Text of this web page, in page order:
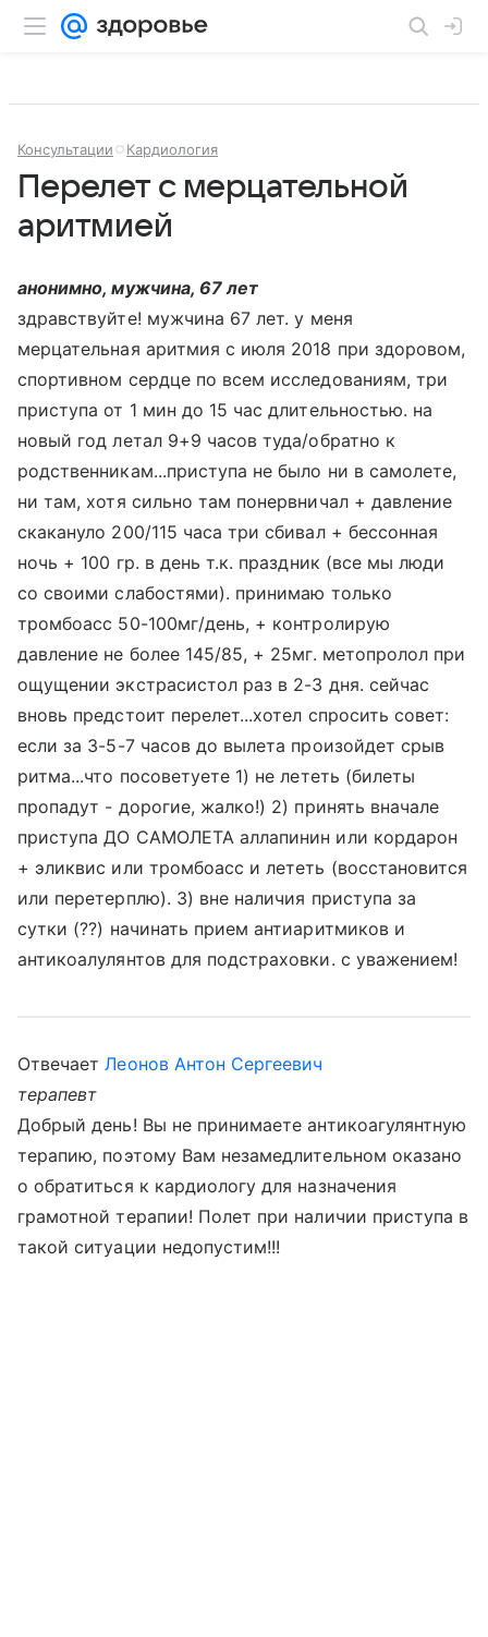
Консультации Кардиология
Перелет с мерцательной
аритмией
анонимно, мужчина, 67 лет
здравствуйте! мужчина 67 лет. у меня
мерцательная аритмия с июля 2018 при здоровом,
спортивном сердце по всем исследованиям, три
приступа от 1 мин до 15 час длительностью. на
новый год летал 9+9 часов туда/обратно к
родственникам...приступа не было ни в самолете,
ни там, хотя сильно там понервничал + давление
скакануло 200/115 часа три сбивал + бессонная
ночь + 100 гр. в день т.к. праздник (все мы люди
со своими слабостями). принимаю только
тромбоасс 50-100мг/день, + контролирую
давление не более 145/85, + 25мг. метопролол при
ощущении экстрасистол раз в 2-3 дня. сейчас
вновь предстоит перелет...хотел спросить совет:
если за 3-5-7 часов до вылета произойдет срыв
ритма...что посоветуете 1) не лететь (билеты
пропадут - дорогие, жалко!) 2) принять вначале
приступа ДО САМОЛЕТА аллапинин или кордарон
+ эликвис или тромбоасс и лететь (восстановится
или перетерплю). 3) вне наличия приступа за
сутки (??) начинать прием антиаритмиков и
антикоалулянтов для подстраховки. с уважением!
ОтвечаетЛеонов Антон Сергеевич
терапевт
Добрый день! Вы не принимаете антикоагулянтную
терапию, поэтому Вам незамедлительном оказано
о обратиться к кардиологу для назначения
грамотной терапии! Полет при наличии приступа в
такой ситуации недопустим!!!